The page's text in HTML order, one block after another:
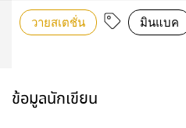
วายสเตชั่น มินแบค
ข้อมูลนักเขียน